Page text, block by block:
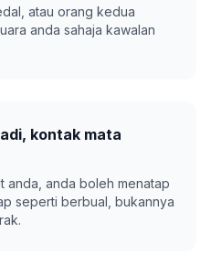
atau orang kedua
anda sahaja kawalan
kontak mata
anda, anda boleh menatap
seperti berbual, bukannya